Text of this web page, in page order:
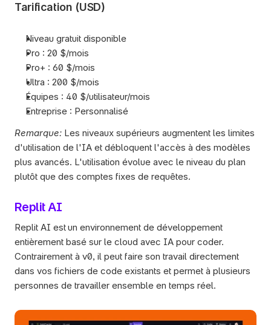
Tarification (USD)
Niveau gratuit disponible
Pro : 20 $/mois
Pro+ : 60 $/mois
Ultra : 200 $/mois
Équipes : 40 $/utilisateur/mois
Entreprise : Personnalisé
Remarque: Les niveaux supérieurs augmentent les limites
d'utilisation de l'IA et débloquent l'accès à des modèles
plus avancés. L'utilisation évolue avec le niveau du plan
plutôt que des comptes fixes de requêtes.
Replit AI
Replit AI est un environnement de développement
entièrement basé sur le cloud avec IA pour coder.
Contrairement à v0, il peut faire son travail directement
dans vos fichiers de code existants et permet à plusieurs
personnes de travailler ensemble en temps réel.